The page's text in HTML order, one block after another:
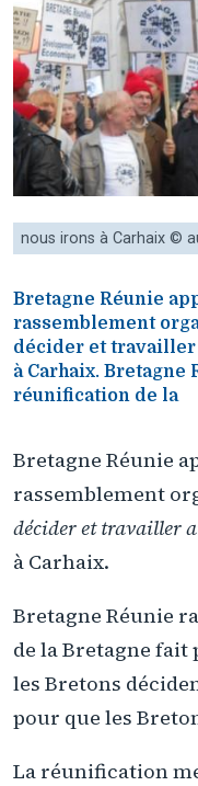
nous irons à Carhaix ©
Bretagne Réunie
rassemblement
décider et travailler
à Carhaix.
réunification de la
Bretagne Réunie
rassemblement
décider et travailler
à Carhaix.
Bretagne Réunie
de la Bretagne
les Bretons
pour que les
La réunification